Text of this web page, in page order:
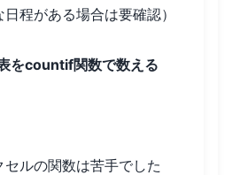
程がある場合は要確認）
をcountif関数で数える
セルの関数は苦手でした